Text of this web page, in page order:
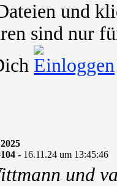
und
sind nur
- 16.11.24 um 13:45:46
und